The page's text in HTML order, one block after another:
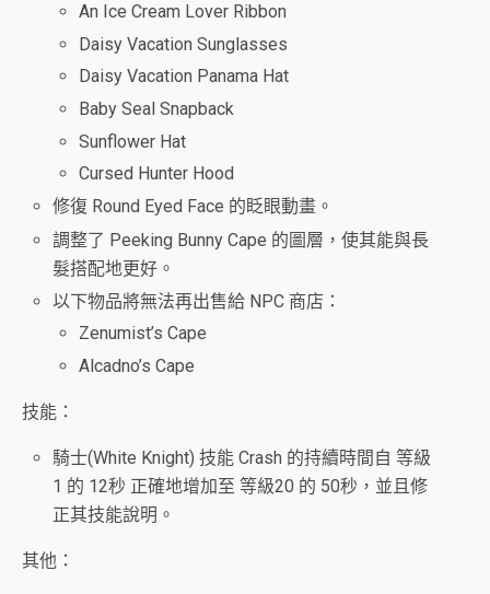
An Ice Cream Lover Ribbon
Daisy Vacation Sunglasses
Daisy Vacation Panama Hat
Baby Seal Snapback
Sunflower Hat
Cursed Hunter Hood
修復 Round Eyed Face 的眨眼動畫。
調整了 Peeking Bunny Cape 的圖層，使其能與長
髮搭配地更好。
以下物品將無法再出售給 NPC 商店：
Zenumist’s Cape
Alcadno’s Cape
技能：
騎士(White Knight) 技能 Crash 的持續時間自 等級
1 的 12秒 正確地增加至 等級20 的 50秒，並且修
正其技能說明。
其他：